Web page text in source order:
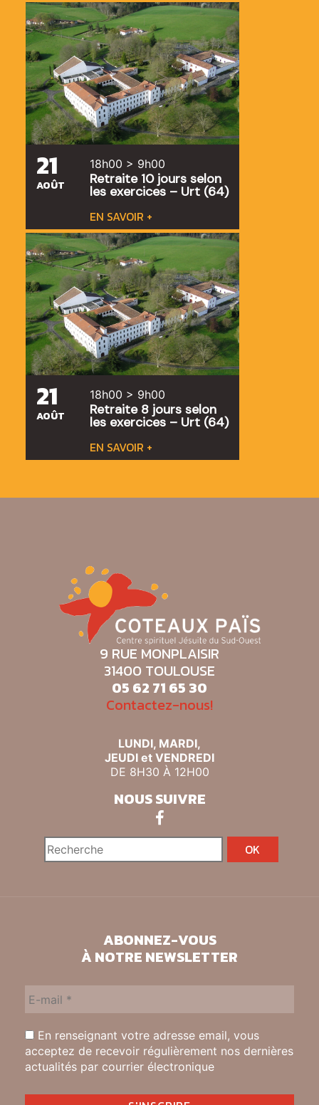
21
AOÛT
18h00 > 9h00
Retraite 10 jours selon
les exercices – Urt (64)
EN SAVOIR +
21
AOÛT
18h00 > 9h00
Retraite 8 jours selon
les exercices – Urt (64)
EN SAVOIR +
9 RUE MONPLAISIR
31400 TOULOUSE
05 62 71 65 30
Contactez-nous!
LUNDI, MARDI,
JEUDI et VENDREDI
DE 8H30 À 12H00
NOUS SUIVRE
ABONNEZ-VOUS
À NOTRE NEWSLETTER
En renseignant votre adresse email, vous
acceptez de recevoir régulièrement nos dernières
actualités par courrier électronique